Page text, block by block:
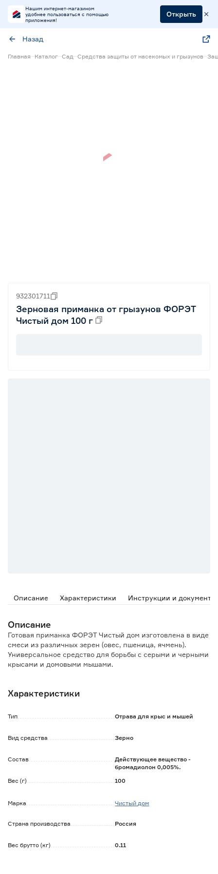
Нашим интернет-магазином
удобнее пользоваться с помощью
приложения!
Открыть
Назад
Главная Каталог Сад Средства защиты от насекомых и грызунов
932301711
Зерновая приманка от грызунов ФОРЭТ
Чистый дом 100 г
Описание Характеристики Инструкции и документы
Описание
Готовая приманка ФОРЭТ Чистый дом изготовлена в виде
смеси из различных зерен (овес, пшеница, ячмень).
Универсальное средство для борьбы с серыми и черными
крысами и домовыми мышами.
- высокая привлекательность для хорошей поедаемости;
- действующее вещество - бромадиолон 0,005% 2-го
Характеристики
Тип Отрава для крыс и мышей
Вид средства Зерно
Состав
Действующее вещество -
бромадиолон 0,005%.
Вес (г)
100
Марка Чистый дом
Страна производства Россия
Вес брутто (кг) 0.11